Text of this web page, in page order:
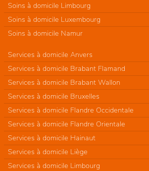
Soins à domicile Limbourg
Soins à domicile Luxembourg
Soins à domicile Namur
Services à domicile Anvers
Services à domicile Brabant Flamand
Services à domicile Brabant Wallon
Services à domicile Bruxelles
Services à domicile Flandre Occidentale
Services à domicile Flandre Orientale
Services à domicile Hainaut
Services à domicile Liège
Services à domicile Limbourg